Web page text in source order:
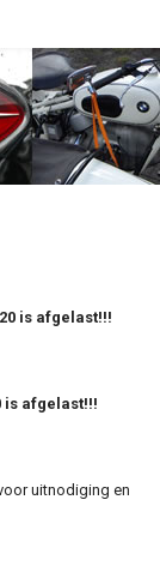
is afgelast!!!
is afgelast!!!
uitnodiging en